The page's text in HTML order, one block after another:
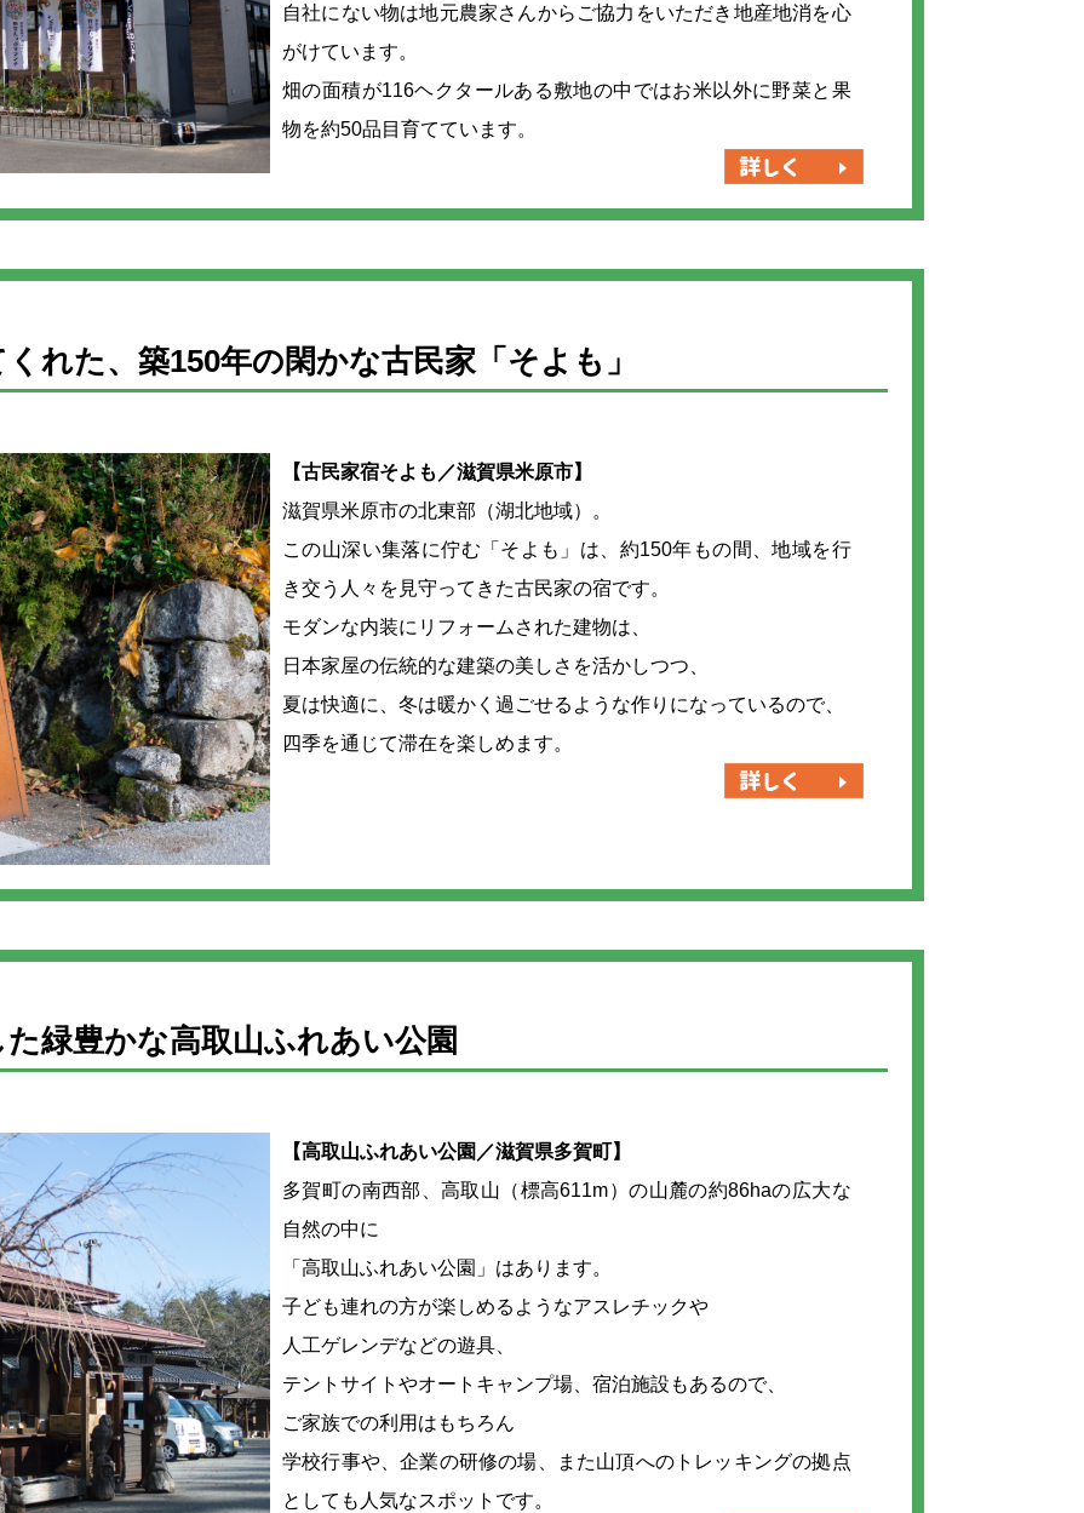
自社にない物は地元農家さんからご協力をいただき地産地消を心
がけています。
畑の面積が116ヘクタールある敷地の中ではお米以外に野菜と果
物を約50品目育てています。
れた、築150年の閑かな古民家「そよも」
【古民家宿そよも／滋賀県米原市】
滋賀県米原市の北東部（湖北地域）。
この山深い集落に佇む「そよも」は、約150年もの間、地域を行
き交う人々を見守ってきた古民家の宿です。
モダンな内装にリフォームされた建物は、
日本家屋の伝統的な建築の美しさを活かしつつ、
夏は快適に、冬は暖かく過ごせるような作りになっているので、
四季を通じて滞在を楽しめます。
緑豊かな高取山ふれあい公園
【高取山ふれあい公園／滋賀県多賀町】
多賀町の南西部、高取山（標高611m）の山麓の約86haの広大な
自然の中に
「高取山ふれあい公園」はあります。
子ども連れの方が楽しめるようなアスレチックや
人工ゲレンデなどの遊具、
テントサイトやオートキャンプ場、宿泊施設もあるので、
ご家族での利用はもちろん
学校行事や、企業の研修の場、また山頂へのトレッキングの拠点
としても人気なスポットです。